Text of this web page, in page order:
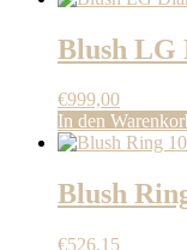
Blush LG
€999,00
In den
Blush
€526,15